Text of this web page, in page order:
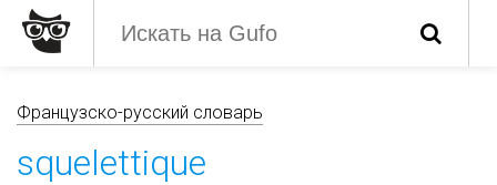
Французско-русский словарь
squelettique